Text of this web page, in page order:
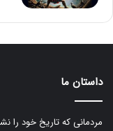
داستان ما
مردمانی که تاریخ خود را